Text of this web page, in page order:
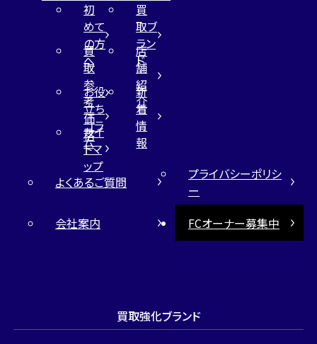
初
めて
の方
へ
買
取ブ
ラン
ド
買
取
参
考
価
格
店
舗
紹
介
お役
立ち
コラ
ム
新
着
情
報
サイ
トマ
ップ
よくあるご質問
プライバシーポリシ
ー
会社案内
FCオーナー募集中
買取強化ブランド